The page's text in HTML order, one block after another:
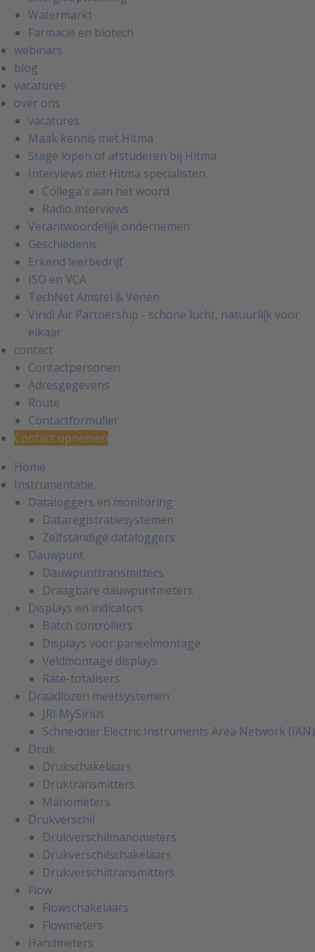
Watermarkt
Farmacie en biotech
webinars
blog
vacatures
over ons
vacatures
Maak kennis met Hitma
Stage lopen of afstuderen bij Hitma
Interviews met Hitma specialisten
Collega's aan het woord
Radio interviews
Verantwoordelijk ondernemen
Geschiedenis
Erkend leerbedrijf
ISO en VCA
TechNet Amstel & Venen
Viridi Air Partnership - schone lucht, natuurlijk voor
elkaar
contact
Contactpersonen
Adresgegevens
Route
Contactformulier
Contact opnemen
Home
Instrumentatie
Dataloggers en monitoring
Dataregistratiesystemen
Zelfstandige dataloggers
Dauwpunt
Dauwpunttransmitters
Draagbare dauwpuntmeters
Displays en indicators
Batch controllers
Displays voor paneelmontage
Veldmontage displays
Rate-totalisers
Draadlozen meetsystemen
JRI MySirius
Schneidder Electric Instruments Area Network (IAN)
Druk
Drukschakelaars
Druktransmitters
Manometers
Drukverschil
Drukverschilmanometers
Drukverschilschakelaars
Drukverschiltransmitters
Flow
Flowschakelaars
Flowmeters
Handmeters